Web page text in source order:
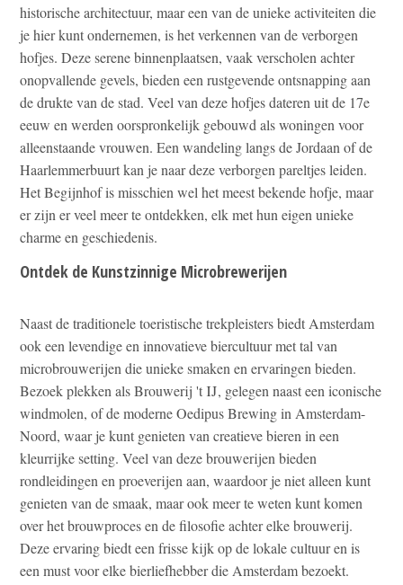
historische architectuur, maar een van de unieke activiteiten die
je hier kunt ondernemen, is het verkennen van de verborgen
hofjes. Deze serene binnenplaatsen, vaak verscholen achter
onopvallende gevels, bieden een rustgevende ontsnapping aan
de drukte van de stad. Veel van deze hofjes dateren uit de 17e
eeuw en werden oorspronkelijk gebouwd als woningen voor
alleenstaande vrouwen. Een wandeling langs de Jordaan of de
Haarlemmerbuurt kan je naar deze verborgen pareltjes leiden.
Het Begijnhof is misschien wel het meest bekende hofje, maar
er zijn er veel meer te ontdekken, elk met hun eigen unieke
charme en geschiedenis.
Ontdek de Kunstzinnige Microbrewerijen
Naast de traditionele toeristische trekpleisters biedt Amsterdam
ook een levendige en innovatieve biercultuur met tal van
microbrouwerijen die unieke smaken en ervaringen bieden.
Bezoek plekken als Brouwerij 't IJ, gelegen naast een iconische
windmolen, of de moderne Oedipus Brewing in Amsterdam-
Noord, waar je kunt genieten van creatieve bieren in een
kleurrijke setting. Veel van deze brouwerijen bieden
rondleidingen en proeverijen aan, waardoor je niet alleen kunt
genieten van de smaak, maar ook meer te weten kunt komen
over het brouwproces en de filosofie achter elke brouwerij.
Deze ervaring biedt een frisse kijk op de lokale cultuur en is
een must voor elke bierliefhebber die Amsterdam bezoekt.